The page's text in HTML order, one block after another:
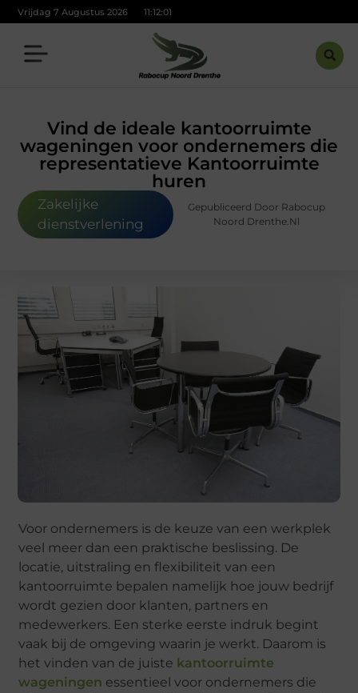
Vrijdag 7 Augustus 2026 11:12:02
Vind de ideale kantoorruimte
wageningen voor ondernemers die
representatieve Kantoorruimte
huren
Zakelijke
dienstverlening
Gepubliceerd Door Rabocup
Noord Drenthe.nl
Voor ondernemers is de keuze van een werkplek
veel meer dan een praktische beslissing. De
locatie, uitstraling en flexibiliteit van een
kantoorruimte bepalen namelijk hoe jouw bedrijf
wordt gezien door klanten, partners en
medewerkers. Een sterke eerste indruk begint
vaak bij de omgeving waarin je werkt. Daarom is
het vinden van de juiste kantoorruimte
wageningen essentieel voor ondernemers die